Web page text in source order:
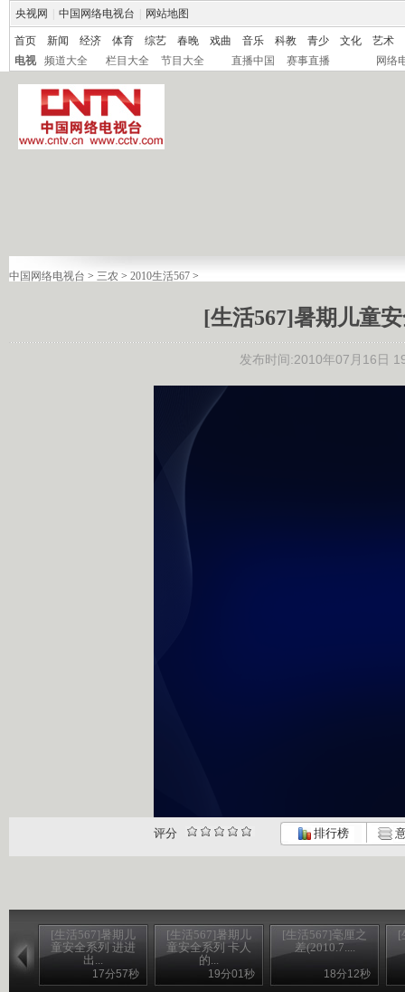
央视网 中国网络电视台 网站地图
首页 新闻 经济 体育 综艺 春晚 戏曲 音乐 科教 青少 文化
艺术
电视
频道大全 栏目大全 节目大全 直播中国 赛事直播 网络
中国网络电视台 > 三农 > 2010生活567 >
[生活567]暑期儿童
发布时间:2010年07月16日
评分 排行榜
[生活567]暑期儿
童安全系列 进进
出...
17分57秒
[生活567]暑期儿
童安全系列 卡人
的...
19分01秒
[生活567]毫厘之
差(2010.7....
18分12秒
[